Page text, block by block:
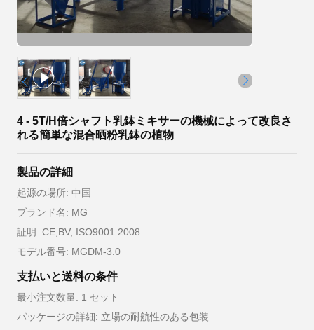
4 - 5T/H倍シャフト乳鉢ミキサーの機械によって改良さ
れる簡単な混合晒粉乳鉢の植物
製品の詳細
起源の場所: 中国
ブランド名: MG
証明: CE,BV, ISO9001:2008
モデル番号: MGDM-3.0
支払いと送料の条件
最小注文数量: 1 セット
パッケージの詳細: 立場の耐航性のある包装